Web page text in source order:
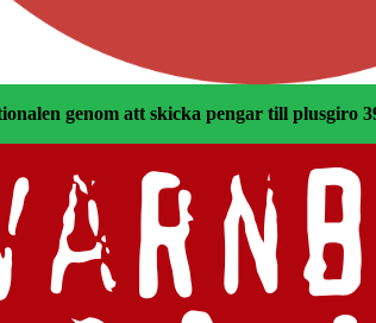
genom att skicka pengar till plusgiro